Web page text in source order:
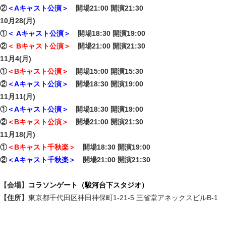
②＜Aキャスト公演＞
開場21:00 開演21:30
10月28(月)
①＜ Aキャスト公演＞
開場18:30 開演19:00
②＜ Bキャスト公演＞
開場21:00 開演21:30
11月4(月)
①＜Bキャスト公演＞
開場15:00 開演15:30
②＜Aキャスト公演＞
開場18:30 開演19:00
11月11(月)
①＜Aキャスト公演＞
開場18:30 開演19:00
②＜Bキャスト公演＞
開場21:00 開演21:30
11月18(月)
①＜Bキャスト千秋楽＞
開場18:30 開演19:00
②＜Aキャスト千秋楽＞ 開場21:00 開演21:30
【会場】
コラソンゲート（駿河台下スタジオ）
【住所】 東京都千代田区神田神保町1-21-5 三省堂アネックスビルB-1